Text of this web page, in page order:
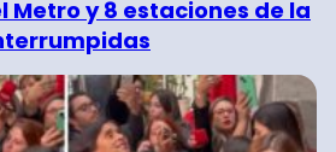
Metro y 8 estaciones de la